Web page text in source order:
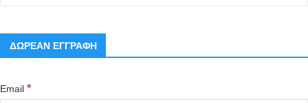
ΔΩΡΕΑΝ ΕΓΓΡΑΦΗ
Email *